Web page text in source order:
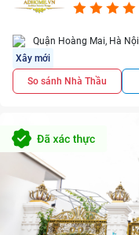
Quận Hoàng Mai, Hà Nội
Xây mới
So sánh Nhà Thầu